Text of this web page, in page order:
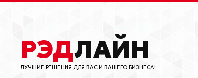
РЭДЛАЙН
ЛУЧШИЕ РЕШЕНИЯ ДЛЯ ВАС И ВАШЕГО БИЗНЕСА!